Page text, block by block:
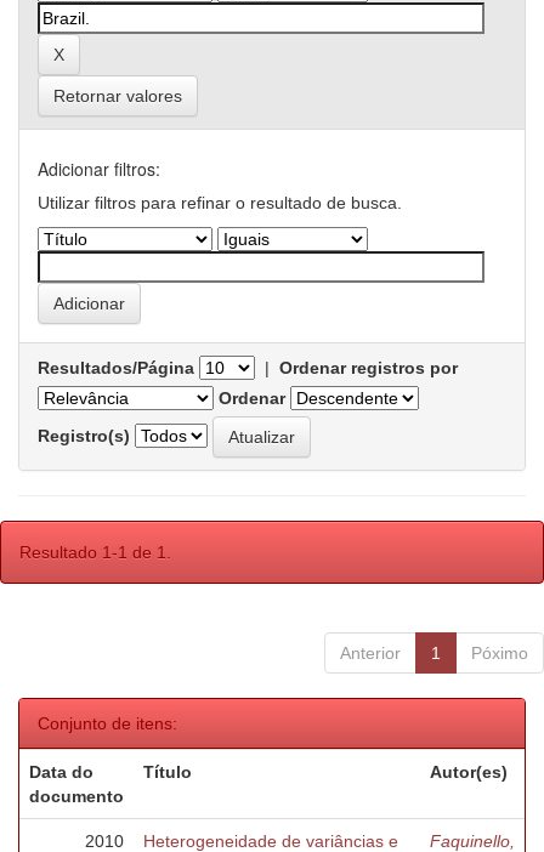
Retornar valores
Adicionar filtros:
Utilizar filtros para refinar o resultado de busca.
Resultados/Página | Ordenar registros por
Ordenar
Registro(s)
Resultado 1-1 de 1.
Anterior 1 Póximo
Conjunto de itens:
Data do
documento
Título Autor(es)
2010
Heterogeneidade de variâncias e
Faquinello,